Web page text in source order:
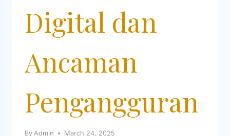
Digital dan
Ancaman
Pengangguran
By Admin March 24, 2025